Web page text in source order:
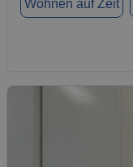
Wohnen auf Zeit